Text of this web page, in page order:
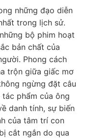
những đạo diễn
trong lịch sử.
bộ phim hoạt
bản chất của
Phong cách
trộn giữa giấc mơ
ngừng đặt câu
phẩm của ông
danh tính, sự biến
của tâm trí con
cắt ngắn do qua